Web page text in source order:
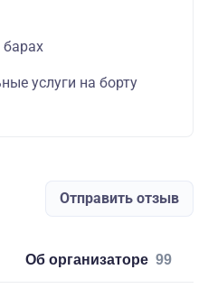
барах
услуги на борту
Отправить отзыв
об организаторе 99